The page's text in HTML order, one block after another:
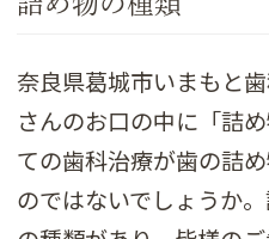
奈良県葛城市いまもと
さんのお口の中に「詰
ての歯科治療が歯の詰
のではないでしょうか